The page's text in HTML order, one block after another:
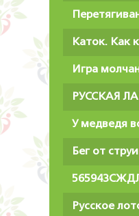
Каток. Как
Игра
РУССКАЯ
У медведя
Бег от
Русское